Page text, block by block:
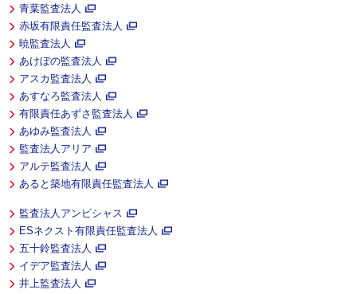
青葉監査法人
赤坂有限責任監査法人
暁監査法人
あけぼの監査法人
アスカ監査法人
あすなろ監査法人
有限責任あずさ監査法人
あゆみ監査法人
監査法人アリア
アルテ監査法人
あると築地有限責任監査法人
監査法人アンビシャス
ESネクスト有限責任監査法人
五十鈴監査法人
イデア監査法人
井上監査法人